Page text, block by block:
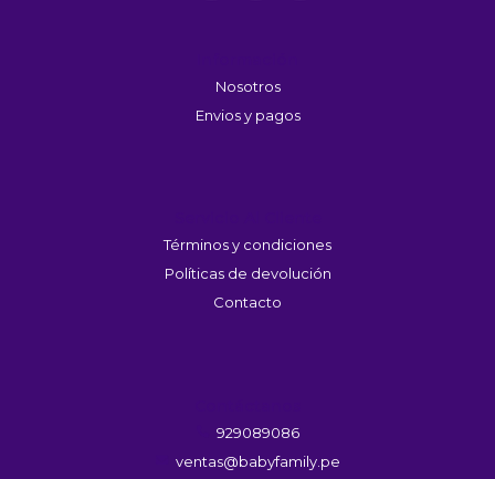
Nosotros
Envios y pagos
Términos y condiciones
Políticas de devolución
Contacto
929089086
ventas@babyfamily.pe